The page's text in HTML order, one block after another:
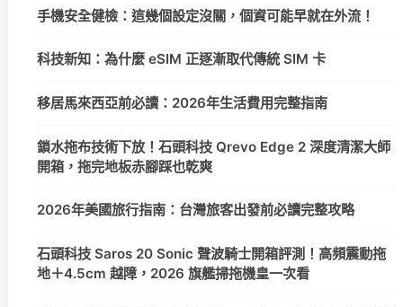
手機安全健檢：這幾個設定沒關，個資可能早就在外流！
科技新知：為什麼 eSIM 正逐漸取代傳統 SIM 卡
移居馬來西亞前必讀：2026年生活費用完整指南
鎖水拖布技術下放！石頭科技 Qrevo Edge 2 深度清潔大師
開箱，拖完地板赤腳踩也乾爽
2026年美國旅行指南：台灣旅客出發前必讀完整攻略
石頭科技 Saros 20 Sonic 聲波騎士開箱評測！高頻震動拖
地＋4.5cm 越障，2026 旗艦掃拖機皇一次看